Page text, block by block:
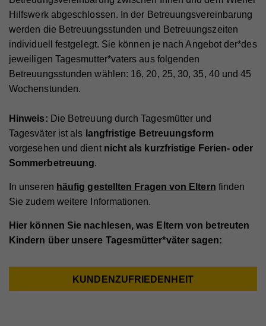
Hilfswerk abgeschlossen. In der Betreuungsvereinbarung
werden die Betreuungsstunden und Betreuungszeiten
individuell festgelegt. Sie können je nach Angebot der*des
jeweiligen Tagesmutter*vaters aus folgenden
Betreuungsstunden wählen: 16, 20, 25, 30, 35, 40 und 45
Wochenstunden.
Hinweis: Die Betreuung durch Tagesmütter und
Tagesväter ist als langfristige Betreuungsform
vorgesehen und dient nicht als kurzfristige Ferien- oder
Sommerbetreuung.
In unseren häufig gestellten Fragen von Eltern finden
Sie zudem weitere Informationen.
Hier können Sie nachlesen, was Eltern von betreuten
Kindern über unsere Tagesmütter*väter sagen:
KUNDENZUFRIEDENHEIT